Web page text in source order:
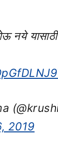
नये
2019